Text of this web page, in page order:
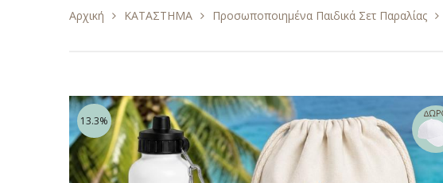
Αρχική ΚΑΤΑΣΤΗΜΑ Προσωποποιημένα Παιδικά Σετ Παραλίας
13.3%